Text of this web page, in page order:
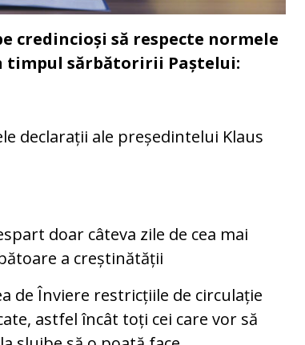
credincioși să respecte normele
timpul sărbătoririi Paștelui:
declarații ale președintelui Klaus
doar câteva zile de cea mai
a creștinătății
de Înviere restricțiile de circulație
astfel încât toți cei care vor să